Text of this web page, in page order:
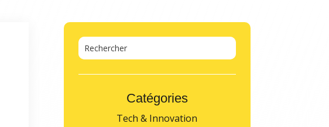
Catégories
Tech & Innovation